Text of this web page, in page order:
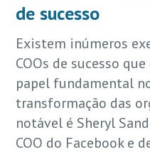
de sucesso
Existem inúmeros
COOs de sucesso
papel fundamental
transformação das
notável é Sheryl
COO do Facebook e